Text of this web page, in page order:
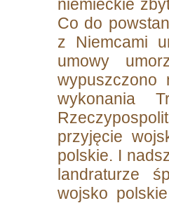
niemieckie
Co do
z Niemcami
umowy
wypuszczono
wykonania
przyjęcie
polskie. I
landraturze
wojsko